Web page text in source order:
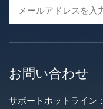
お問い合わせ
サポートホットライン：